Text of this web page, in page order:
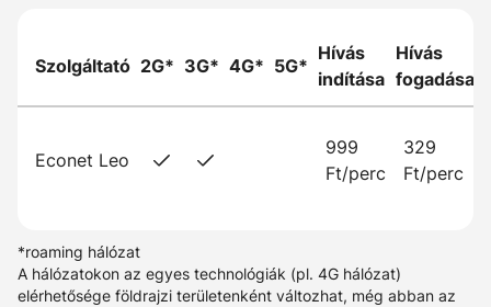
Szolgáltató 2G* 3G* 4G* 5G*
Hívás
indítása
Hívás
fogadása
Econet Leo
999
Ft/perc
329
Ft/perc
*roaming hálózat
A hálózatokon az egyes technológiák (pl. 4G hálózat)
elérhetősége földrajzi területenként változhat, még abban az